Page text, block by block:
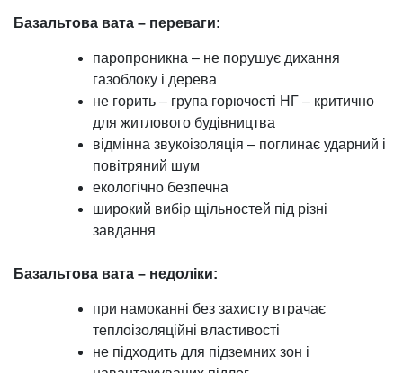
Базальтова вата – переваги:
паропроникна – не порушує дихання
газоблоку і дерева
не горить – група горючості НГ – критично
для житлового будівництва
відмінна звукоізоляція – поглинає ударний і
повітряний шум
екологічно безпечна
широкий вибір щільностей під різні
завдання
Базальтова вата – недоліки:
при намоканні без захисту втрачає
теплоізоляційні властивості
не підходить для підземних зон і